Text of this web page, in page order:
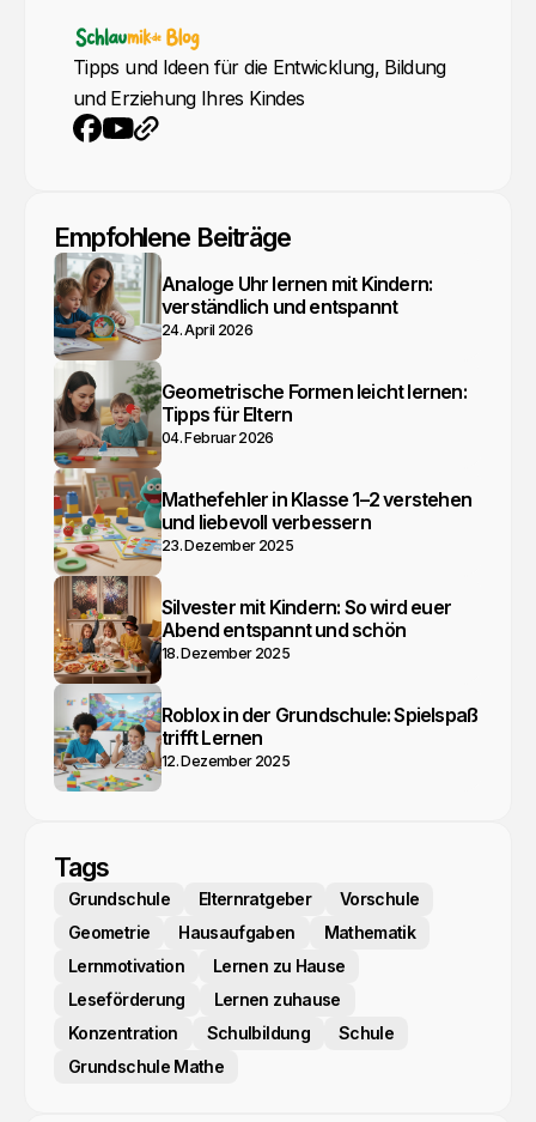
Tipps und Ideen für die Entwicklung, Bildung
und Erziehung Ihres Kindes
Empfohlene Beiträge
Analoge Uhr lernen mit Kindern:
verständlich und entspannt
24. April 2026
Geometrische Formen leicht lernen:
Tipps für Eltern
04. Februar 2026
Mathefehler in Klasse 1–2 verstehen
und liebevoll verbessern
23. Dezember 2025
Silvester mit Kindern: So wird euer
Abend entspannt und schön
18. Dezember 2025
Roblox in der Grundschule: Spielspaß
trifft Lernen
12. Dezember 2025
Tags
Grundschule Elternratgeber
Vorschule
Geometrie
Hausaufgaben
Mathematik
Lernmotivation
Lernen zu Hause
Leseförderung
Lernen zuhause
Konzentration
Schulbildung
Schule
Grundschule Mathe